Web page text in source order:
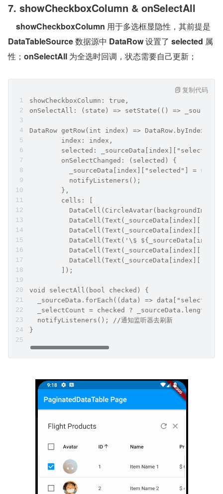
7. showCheckboxColumn & onSelectAll
showCheckboxColumn
DataTableSource 数据源中 DataRow 设置了 selected 属
性； onSelectAll 为全选时回调，状态需要自己更新；
showCheckboxColumn: true,
onSelectAll: (state) => setState(() =>
DataRow getRow(int index) => DataRow.byIndex(
        index: index,
selected:
        onSelectChanged: (selected) {
_sourceData[index]["selected"] =
          notifyListeners();
        },
        cells: [
DataCell(Text('\$
        ]);
void selectAll(bool checked) {
_sourceData.forEach((data) => data["selected"]
_selectCount = checked ? _sourceData.length :
  notifyListeners(); //通知监听器去刷新
}
复制代码